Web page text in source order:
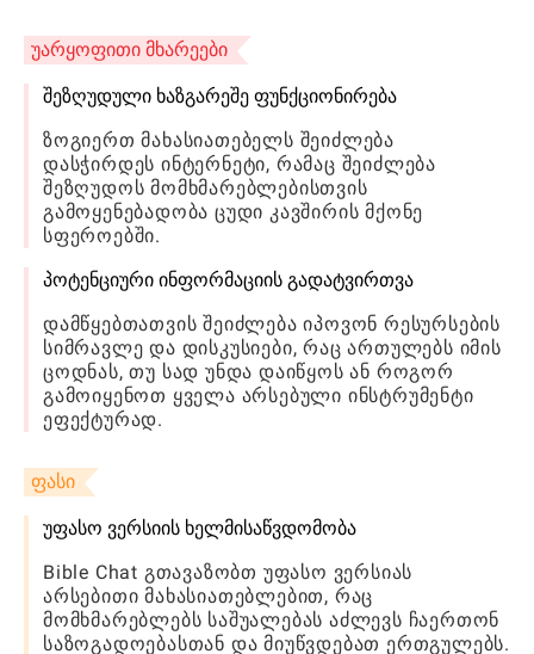
უარყოფითი მხარეები
შეზღუდული ხაზგარეშე ფუნქციონირება
ზოგიერთ მახასიათებელს შეიძლება
დასჭირდეს ინტერნეტი, რამაც შეიძლება
შეზღუდოს მომხმარებლებისთვის
გამოყენებადობა ცუდი კავშირის მქონე
სფეროებში.
პოტენციური ინფორმაციის გადატვირთვა
დამწყებთათვის შეიძლება იპოვონ რესურსების
სიმრავლე და დისკუსიები, რაც ართულებს იმის
ცოდნას, თუ სად უნდა დაიწყოს ან როგორ
გამოიყენოთ ყველა არსებული ინსტრუმენტი
ეფექტურად.
ფასი
უფასო ვერსიის ხელმისაწვდომობა
Bible Chat გთავაზობთ უფასო ვერსიას
არსებითი მახასიათებლებით, რაც
მომხმარებლებს საშუალებას აძლევს ჩაერთონ
საზოგადოებასთან და მიუწვდებათ ერთგულებს.